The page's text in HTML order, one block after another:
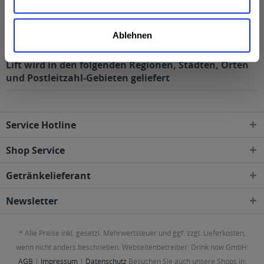
Ablehnen
Getränkelieferservice geliefert.
Lift wird in den folgenden Regionen, Städten, Orten
und Postleitzahl-Gebieten geliefert
Service Hotline
Shop Service
Getränkelieferant
Newsletter
* Alle Preise inkl. gesetzl. Mehrwertsteuer und ggf. zzgl. Lieferkosten,
wenn nicht anders beschrieben. Webseitenbetreiber: Drink now GmbH:
AGB | Impressum | Datenschutz Besuchen Sie auch unsere Shops in: